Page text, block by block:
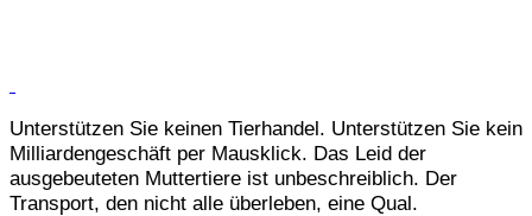
Unterstützen Sie keinen Tierhandel. Unterstützen Sie kein
Milliardengeschäft per Mausklick. Das Leid der
ausgebeuteten Muttertiere ist unbeschreiblich. Der
Transport, den nicht alle überleben, eine Qual.